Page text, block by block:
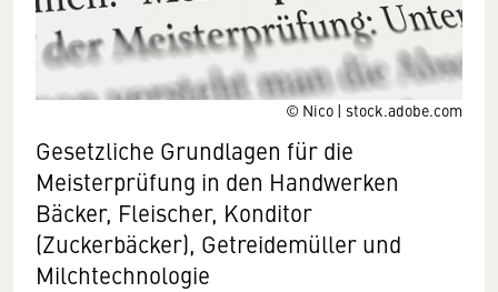
© Nico | stock.adobe.com
Gesetzliche Grundlagen für die
Meisterprüfung in den Handwerken
Bäcker, Fleischer, Konditor
(Zuckerbäcker), Getreidemüller und
Milchtechnologie